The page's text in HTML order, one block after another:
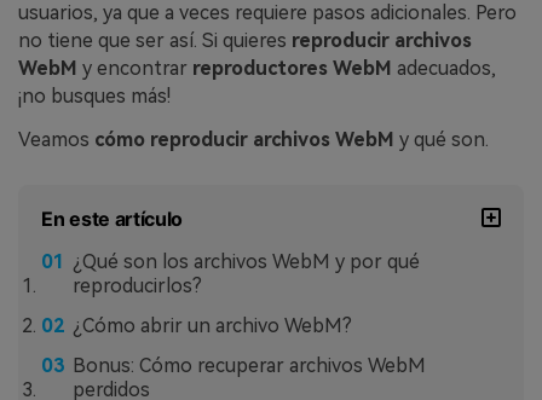
usuarios, ya que a veces requiere pasos adicionales. Pero
no tiene que ser así. Si quieres reproducir archivos
WebM y encontrar reproductores WebM adecuados,
¡no busques más!
Veamos cómo reproducir archivos WebM y qué son.
En este artículo
¿Qué son los archivos WebM y por qué
reproducirlos?
¿Cómo abrir un archivo WebM?
Bonus: Cómo recuperar archivos WebM
perdidos